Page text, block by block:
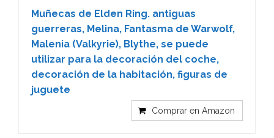
Muñecas de Elden Ring. antiguas
guerreras, Melina, Fantasma de Warwolf,
Malenia (Valkyrie), Blythe, se puede
utilizar para la decoración del coche,
decoración de la habitación, figuras de
juguete
Comprar en Amazon